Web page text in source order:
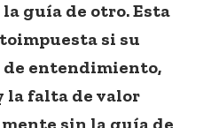
guía de otro. Esta
si su
de entendimiento,
la falta de valor